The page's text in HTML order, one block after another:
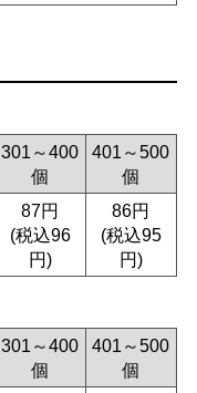
301～400
個
401～500
個
87円
(税込96
円)
86円
(税込95
円)
301～400
個
401～500
個